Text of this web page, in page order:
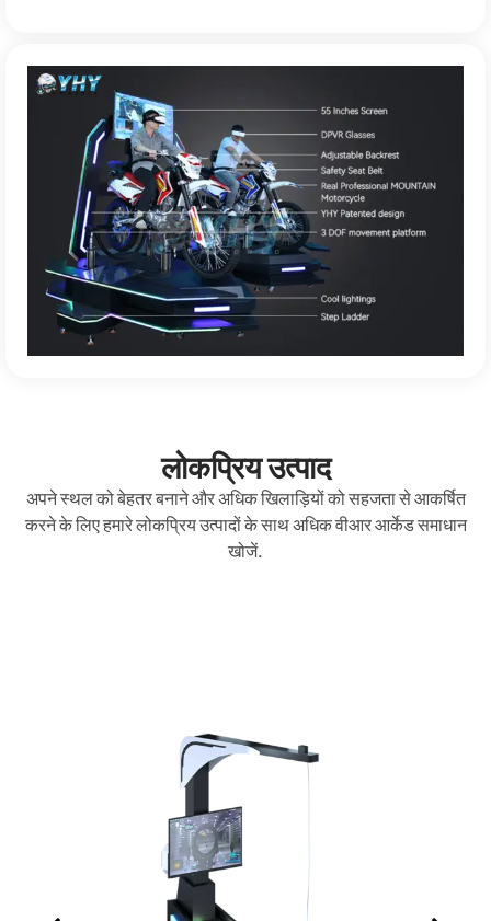
लोकप्रिय उत्पाद
अपने स्थल को बेहतर बनाने और अधिक खिलाड़ियों को सहजता से आकर्षित
करने के लिए हमारे लोकप्रिय उत्पादों के साथ अधिक वीआर आर्केड समाधान
खोजें.